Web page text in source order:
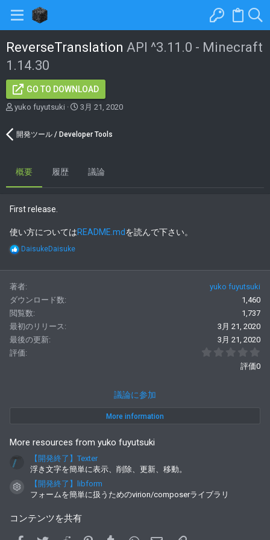
ReverseTranslation API ^3.11.0 - Minecraft
1.14.30
GO TO DOWNLOAD
著
yuko fuyutsuki
C
a
3月 21, 2020
開発ツール / Developer Tools
概要 履歴 議論
First release.
使い方についてはREADME.mdを読んで下さい。
R
t
i
o
n
s
:
DaisukeDaisuke
著者
yuko fuyutsuki
ダウンロード数
1,460
閲覧数
1,737
最初のリリース
3月 21, 2020
最後の更新
3月 21, 2020
評価
評価0
議論に参加
More information
More resources from yuko fuyutsuki
【開発終了】Texter
浮き文字を簡単に表示、削除、更新、移動。
コンテンツアイコン
【開発終了】libform
フォームを簡単に扱うためのvirion/composerライブラリ
コンテンツを共有